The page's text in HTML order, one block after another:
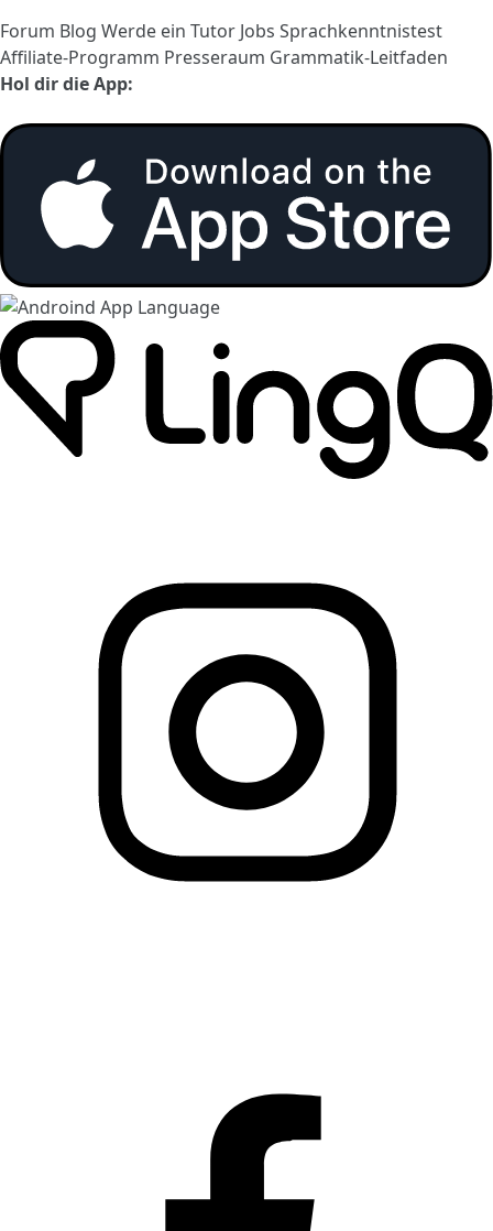
Forum Blog Werde ein Tutor Jobs Sprachkenntnistest
Affiliate-Programm Presseraum Grammatik-Leitfaden
Hol dir die App: